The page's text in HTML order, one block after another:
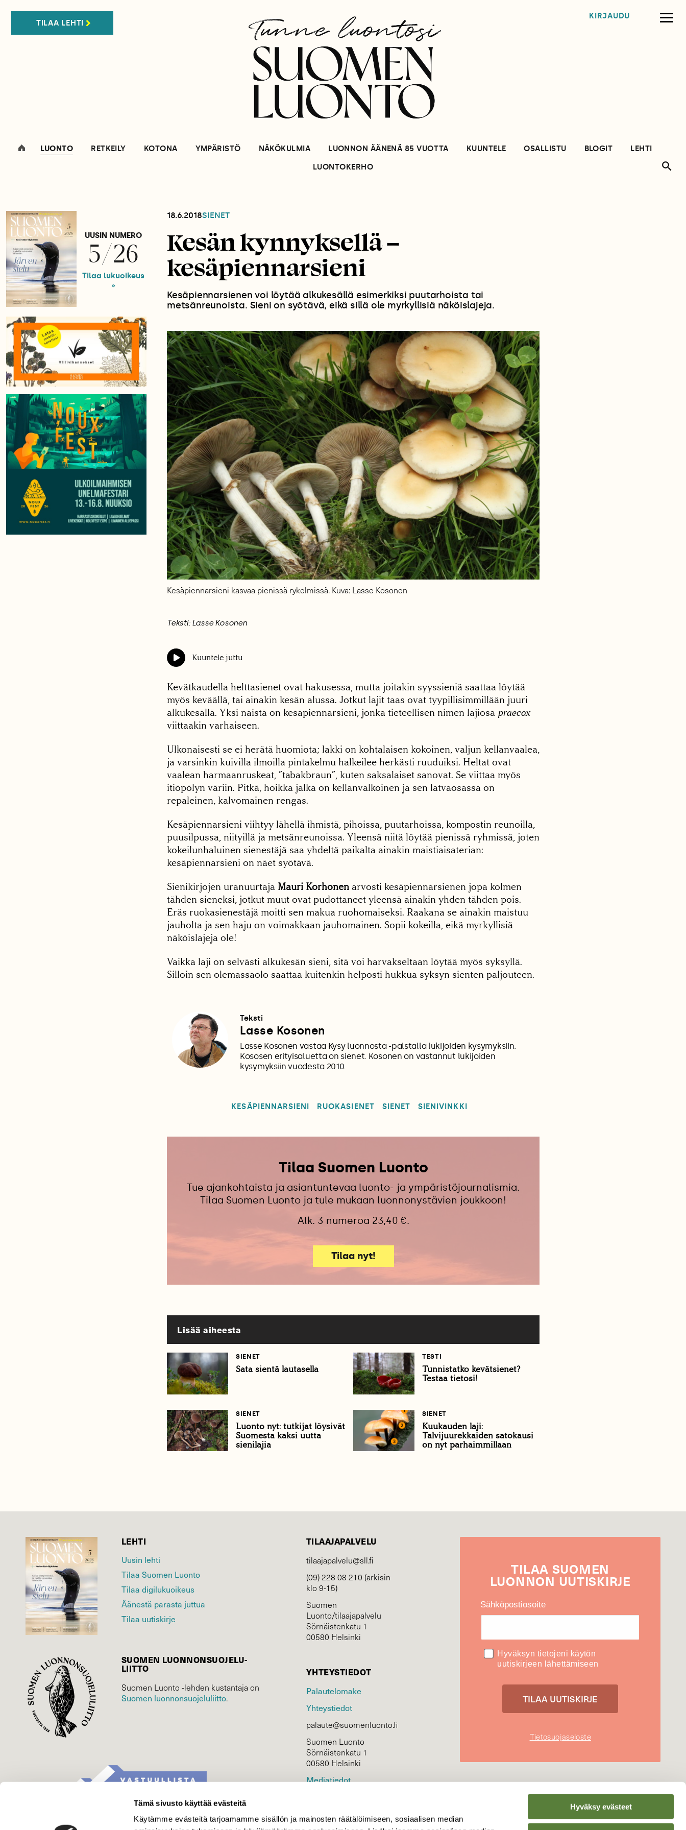
Tämä sivusto käyttää evästeitä
Käytämme evästeitä tarjoamamme sisällön ja mainosten räätälöimiseen, sosiaalisen median
Hyväksy evästeet
TILAA LEHTI
KIRJAUDU
LUONTO RETKEILY KOTONA YMPÄRISTÖ NÄKÖKULMIA LUONNON ÄÄNENÄ 85 VUOTTA KUUNTELE OSALLISTU BLOGIT
LEHTI
LUONTOKERHO
UUSIN NUMERO
5/26
Tilaa lukuoikeus
»
18.6.2018SIENET
Kesän kynnyksellä –
kesäpiennarsieni
Kesäpiennarsienen voi löytää alkukesällä esimerkiksi puutarhoista tai
metsänreunoista. Sieni on syötävä, eikä sillä ole myrkyllisiä näköislajeja.
Kesäpiennarsieni kasvaa pienissä rykelmissä. Kuva: Lasse Kosonen
Teksti: Lasse Kosonen
Kuuntele juttu
Kevätkaudella helttasienet ovat hakusessa, mutta joitakin syyssieniä saattaa löytää
myös keväällä, tai ainakin kesän alussa. Jotkut lajit taas ovat tyypillisimmillään juuri
alkukesällä. Yksi näistä on kesäpiennarsieni, jonka tieteellisen nimen lajiosa praecox
viittaakin varhaiseen.
Ulkonaisesti se ei herätä huomiota; lakki on kohtalaisen kokoinen, valjun kellanvaalea,
ja varsinkin kuivilla ilmoilla pintakelmu halkeilee herkästi ruuduiksi. Heltat ovat
vaalean harmaanruskeat, ”tabakbraun”, kuten saksalaiset sanovat. Se viittaa myös
itiöpölyn väriin. Pitkä, hoikka jalka on kellanvalkoinen ja sen latvaosassa on
repaleinen, kalvomainen rengas.
Kesäpiennarsieni viihtyy lähellä ihmistä, pihoissa, puutarhoissa, kompostin reunoilla,
puusilpussa, niityillä ja metsänreunoissa. Yleensä niitä löytää pienissä ryhmissä, joten
kokeilunhaluinen sienestäjä saa yhdeltä paikalta ainakin maistiaisaterian:
kesäpiennarsieni on näet syötävä.
Sienikirjojen uranuurtaja Mauri Korhonen arvosti kesäpiennarsienen jopa kolmen
tähden sieneksi, jotkut muut ovat pudottaneet yleensä ainakin yhden tähden pois.
Eräs ruokasienestäjä moitti sen makua ruohomaiseksi. Raakana se ainakin maistuu
jauholta ja sen haju on voimakkaan jauhomainen. Sopii kokeilla, eikä myrkyllisiä
näköislajeja ole!
Vaikka laji on selvästi alkukesän sieni, sitä voi harvakseltaan löytää myös syksyllä.
Silloin sen olemassaolo saattaa kuitenkin helposti hukkua syksyn sienten paljouteen.
Teksti
Lasse Kosonen
Lasse Kosonen vastaa Kysy luonnosta -palstalla lukijoiden kysymyksiin.
Kososen erityisaluetta on sienet. Kosonen on vastannut lukijoiden
kysymyksiin vuodesta 2010.
KESÄPIENNARSIENI RUOKASIENET SIENET SIENIVINKKI
Tilaa Suomen Luonto
Tue ajankohtaista ja asiantuntevaa luonto- ja ympäristöjournalismia.
Tilaa Suomen Luonto ja tule mukaan luonnonystävien joukkoon!
Alk. 3 numeroa 23,40 €.
Tilaa nyt!
Lisää aiheesta
SIENET
Sata sientä lautasella
TESTI
Tunnistatko kevätsienet?
Testaa tietosi!
SIENET
Luonto nyt: tutkijat löysivät
Suomesta kaksi uutta
sienilajia
SIENET
Kuukauden laji:
Talvijuurekkaiden satokausi
on nyt parhaimmillaan
LEHTI
Uusin lehti
Tilaa Suomen Luonto
Tilaa digilukuoikeus
Äänestä parasta juttua
Tilaa uutiskirje
SUOMEN LUONNON­SUOJELU­
LIITTO
Suomen Luonto -lehden kustantaja on
Suomen luonnonsuojelu­liitto.
TILAAJAPALVELU
tilaajapalvelu@sll.fi
(09) 228 08 210 (arkisin
klo 9-15)
Suomen
Luonto/tilaajapalvelu
Sörnäistenkatu 1
00580 Helsinki
YHTEYSTIEDOT
Palautelomake
Yhteystiedot
palaute@suomenluonto.fi
Suomen Luonto
Sörnäistenkatu 1
00580 Helsinki
Mediatiedot
TILAA SUOMEN
LUONNON UUTIS­KIRJE
Sähköpostiosoite
Hyväksyn tietojeni käytön
uutiskirjeen lähettämiseen
Tietosuojaseloste